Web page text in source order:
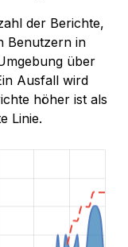
der Berichte,
Benutzern in
über
Ausfall wird
höher ist als
Linie.